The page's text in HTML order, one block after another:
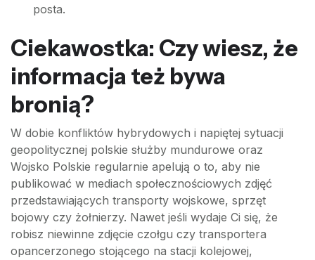
posta.
Ciekawostka: Czy wiesz, że
informacja też bywa
bronią?
W dobie konfliktów hybrydowych i napiętej sytuacji
geopolitycznej polskie służby mundurowe oraz
Wojsko Polskie regularnie apelują o to, aby nie
publikować w mediach społecznościowych zdjęć
przedstawiających transporty wojskowe, sprzęt
bojowy czy żołnierzy. Nawet jeśli wydaje Ci się, że
robisz niewinne zdjęcie czołgu czy transportera
opancerzonego stojącego na stacji kolejowej,